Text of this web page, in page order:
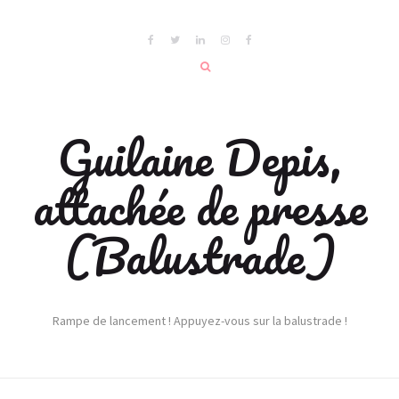
Guilaine Depis,
attachée de presse
(Balustrade)
Rampe de lancement ! Appuyez-vous sur la balustrade !